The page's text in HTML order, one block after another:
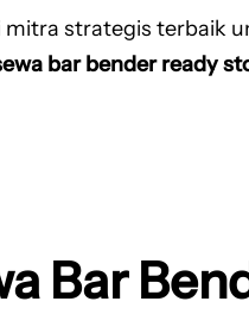
strategis terbaik
bar bender ready
Bar